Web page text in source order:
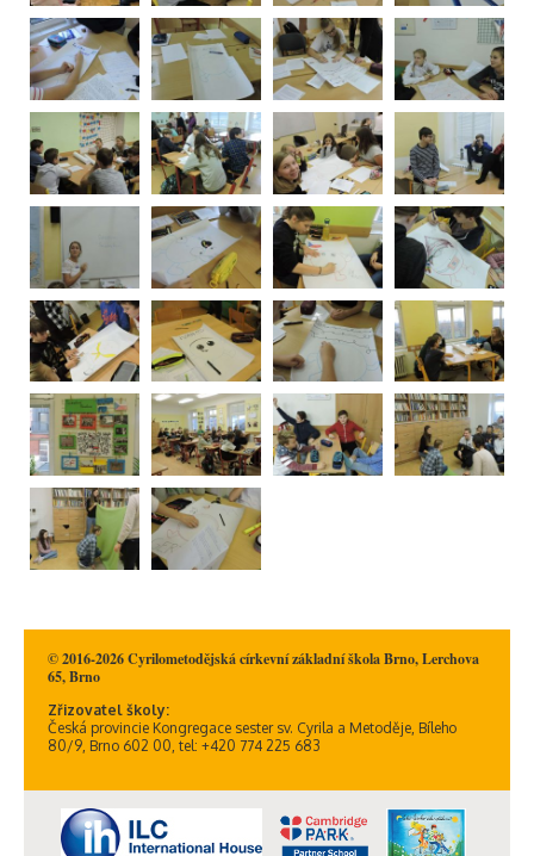
© 2016-2026 Cyrilometodějská církevní základní škola Brno, Lerchova
65, Brno
Zřizovatel školy:
Česká provincie Kongregace sester sv. Cyrila a Metoděje, Bíleho
80/9, Brno 602 00, tel: +420 774 225 683